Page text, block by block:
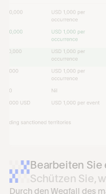
Bearbeiten
Schützen Sie,
Durch den Wegfall des